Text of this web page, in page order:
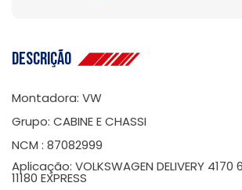
Descrição
Montadora: VW
Grupo: CABINE E CHASSI
NCM : 87082999
Aplicação: VOLKSWAGEN DELIVERY 4170
11180 EXPRESS